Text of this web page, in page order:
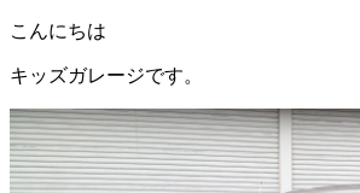
こんにちは
キッズガレージです。